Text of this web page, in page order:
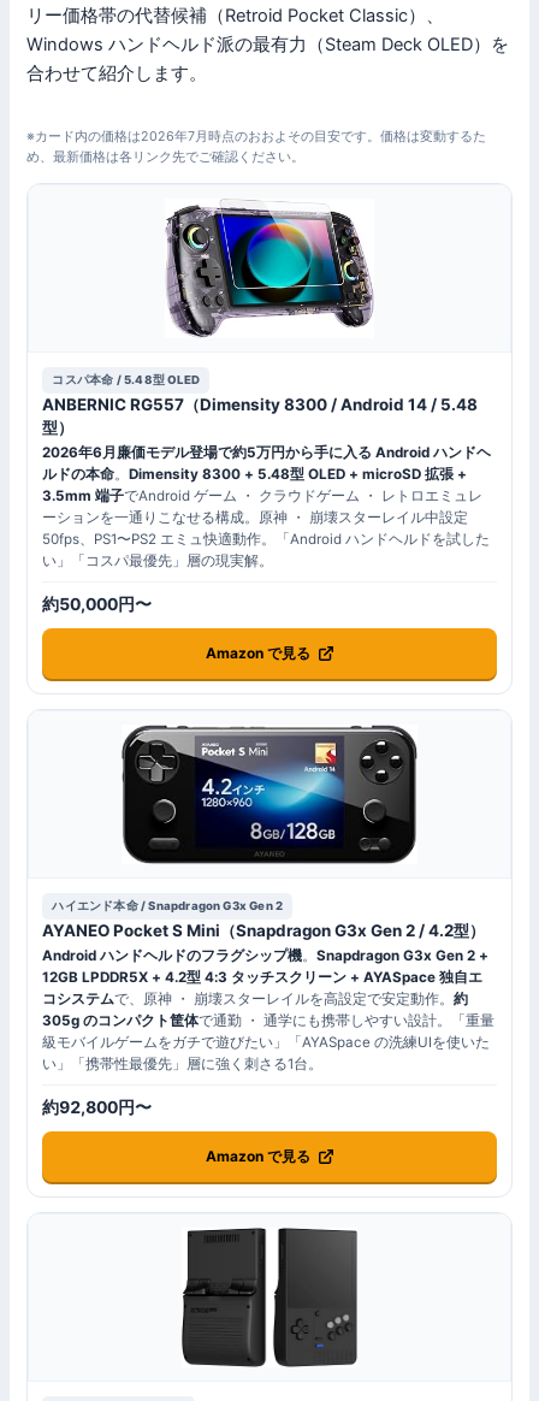
リー価格帯の代替候補（Retroid Pocket Classic）、
Windows ハンドヘルド派の最有力（Steam Deck OLED）を
合わせて紹介します。
※カード内の価格は2026年7月時点のおおよその目安です。価格は変動するた
め、最新価格は各リンク先でご確認ください。
コスパ本命 / 5.48型 OLED
ANBERNIC RG557（Dimensity 8300 / Android 14 / 5.48
型）
2026年6月廉価モデル登場で約5万円から手に入る Android ハンドヘ
ルドの本命。Dimensity 8300 + 5.48型 OLED + microSD 拡張 +
3.5mm 端子でAndroid ゲーム ・ クラウドゲーム ・ レトロエミュレ
ーションを一通りこなせる構成。原神 ・ 崩壊スターレイル中設定
50fps、PS1〜PS2 エミュ快適動作。「Android ハンドヘルドを試した
い」「コスパ最優先」層の現実解。
約50,000円〜
Amazon で見る
ハイエンド本命 / Snapdragon G3x Gen 2
AYANEO Pocket S Mini（Snapdragon G3x Gen 2 / 4.2型）
Android ハンドヘルドのフラグシップ機。Snapdragon G3x Gen 2 +
12GB LPDDR5X + 4.2型 4:3 タッチスクリーン + AYASpace 独自エ
コシステムで、原神 ・ 崩壊スターレイルを高設定で安定動作。約
305g のコンパクト筐体で通勤 ・ 通学にも携帯しやすい設計。「重量
級モバイルゲームをガチで遊びたい」「AYASpace の洗練UIを使いた
い」「携帯性最優先」層に強く刺さる1台。
約92,800円〜
Amazon で見る